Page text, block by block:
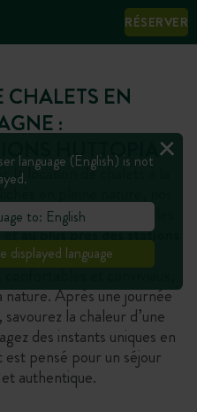
RÉSERVER
EN
:
HUTTOPIA
la location de chalets à la
en pleine nature, nos
au coeur des plus belles
etau plus près des stations
.
confortables et conviviaux,
nature. Après une journée
la chaleur d’une
des instants uniques en
pensé pour un séjour
authentique.
language (English) is not
to: English
language